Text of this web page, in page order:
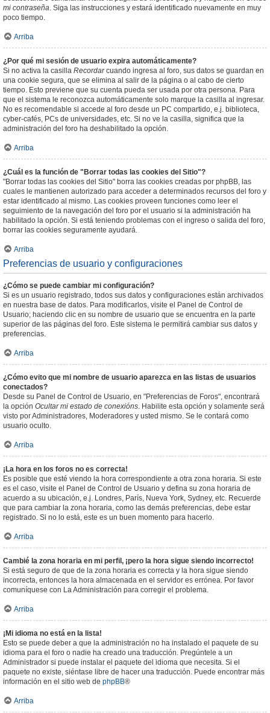
mi contraseña. Siga las instrucciones y estará identificado nuevamente en muy
poco tiempo.
Arriba
¿Por qué mi sesión de usuario expira automáticamente?
Si no activa la casilla Recordarcuando ingresa al foro, sus datos se guardan en
una cookie segura, que se elimina al salir de la página o al cabo de cierto
tiempo. Esto previene que su cuenta pueda ser usada por otra persona. Para
que el sistema le reconozca automáticamente solo marque la casilla al ingresar.
No es recomendable si accede al foro desde un PC compartido, e.j. biblioteca,
cyber-cafés, PCs de universidades, etc. Si no ve la casilla, significa que la
administración del foro ha deshabilitado la opción.
Arriba
¿Cuál es la función de "Borrar todas las cookies del Sitio"?
"Borrar todas las cookies del Sitio" borra las cookies creadas por phpBB, las
cuales le mantienen autorizado para acceder a determinados recursos del foro y
estar identificado al mismo. Las cookies proveen funciones como leer el
seguimiento de la navegación del foro por el usuario si la administración ha
habilitado la opción. Si está teniendo problemas con el ingreso o salida del foro,
borrar las cookies seguramente ayudará.
Arriba
Preferencias de usuario y configuraciones
¿Cómo se puede cambiar mi configuración?
Si es un usuario registrado, todos sus datos y configuraciones están archivados
en nuestra base de datos. Para modificarlos, visite el Panel de Control de
Usuario; haciendo clic en su nombre de usuario que se encuentra en la parte
superior de las páginas del foro. Este sistema le permitirá cambiar sus datos y
preferencias.
Arriba
¿Cómo evito que mi nombre de usuario aparezca en las listas de usuarios
conectados?
Desde su Panel de Control de Usuario, en "Preferencias de Foros", encontrará
la opción Ocultar mi estado de conexións. Habilite esta opción y solamente será
visto por Administradores, Moderadores y usted mismo. Se le contará como
usuario oculto.
Arriba
¡La hora en los foros no es correcta!
Es posible que esté viendo la hora correspondiente a otra zona horaria. Si este
es el caso, visite el Panel de Control de Usuario y defina su zona horaria de
acuerdo a su ubicación, e.j. Londres, París, Nueva York, Sydney, etc. Recuerde
que para cambiar la zona horaria, como las demás preferencias, debe estar
registrado. Si no lo está, este es un buen momento para hacerlo.
Arriba
Cambié la zona horaria en mi perfil, ¡pero la hora sigue siendo incorrecto!
Si está seguro de que de la zona horaria es correcta y la hora sigue siendo
incorrecta, entonces la hora almacenada en el servidor es errónea. Por favor
comuníquese con La Administración para corregir el problema.
Arriba
¡Mi idioma no está en la lista!
Esto se puede deber a que la administración no ha instalado el paquete de su
idioma para el foro o nadie ha creado una traducción. Pregúntele a un
Administrador si puede instalar el paquete del idioma que necesita. Si el
paquete no existe, siéntase libre de hacer una traducción. Puede encontrar más
información en el sitio web de phpBB®
Arriba